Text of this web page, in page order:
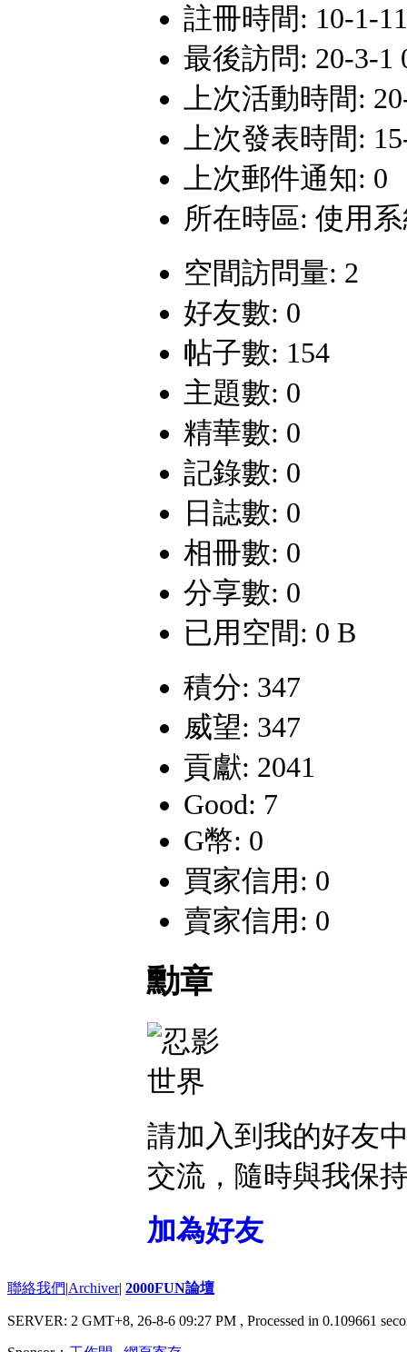
註冊時間: 10-1-
最後訪問: 20-3-1
上次活動時間:
上次發表時間:
上次郵件通知: 0
所在時區: 使用
空間訪問量: 2
好友數: 0
帖子數: 154
主題數: 0
精華數: 0
記錄數: 0
日誌數: 0
相冊數: 0
分享數: 0
已用空間: 0 B
積分: 347
威望: 347
貢獻: 2041
Good: 7
G幣: 0
買家信用: 0
賣家信用: 0
勳章
請加入到我的好友
交流，隨時與我保
加為好友
聯絡我們|Archiver| 2000FUN論壇
SERVER: 2 GMT+8, 26-8-6 09:27 PM , Processed in 0.109661